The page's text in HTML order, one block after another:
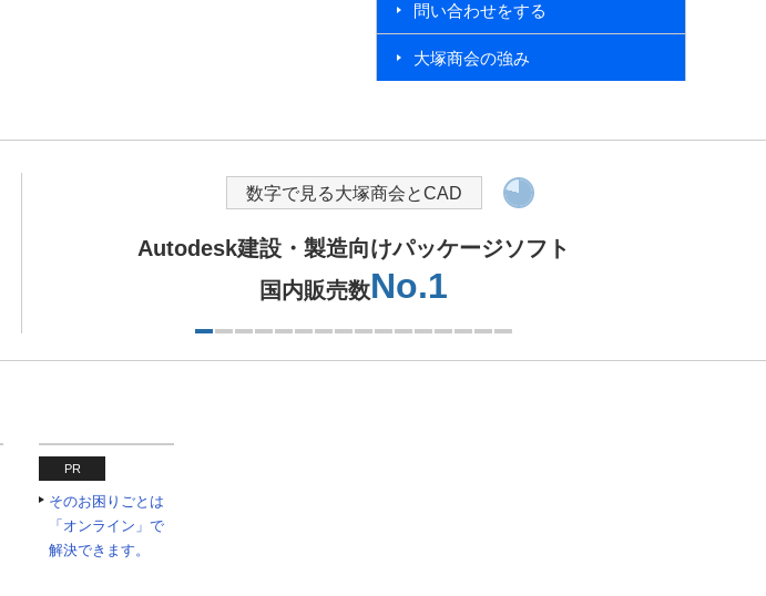
数字で見る大塚商会とCAD
Autodesk建設・製造向けパッケージソフト
国内販売数No.1
PR
そのお困りごとは
「オンライン」で
解決できます。
問い合わせをする
大塚商会の強み